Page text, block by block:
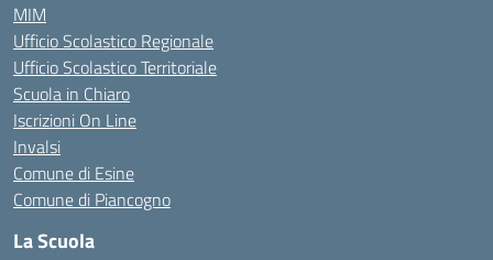
MIM
Ufficio Scolastico Regionale
Ufficio Scolastico Territoriale
Scuola in Chiaro
Iscrizioni On Line
Invalsi
Comune di Esine
Comune di Piancogno
La Scuola